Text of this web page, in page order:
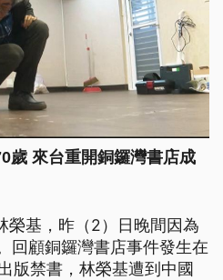
歲 來台重開銅鑼灣書店成
榮基，昨（2）日晚間因為
回顧銅鑼灣書店事件發生在
版禁書，林榮基遭到中國